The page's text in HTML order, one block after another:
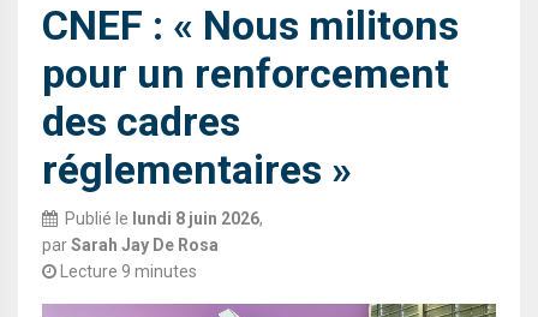
CNEF : « Nous militons
pour un renforcement
des cadres
réglementaires »
Publié le lundi 8 juin 2026,
parSarah Jay De Rosa
Lecture 9 minutes